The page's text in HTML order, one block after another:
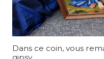
Dans ce coin, vous